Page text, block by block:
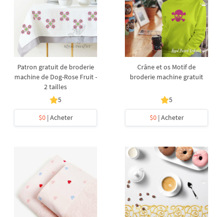
Patron gratuit de broderie
machine de Dog-Rose Fruit -
2 tailles
5
$0| Acheter
Crâne et os Motif de
broderie machine gratuit
5
$0| Acheter